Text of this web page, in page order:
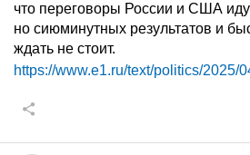
что переговоры России и США
но сиюминутных результатов и
ждать не стоит.
https://www.e1.ru/text/politics/2025/